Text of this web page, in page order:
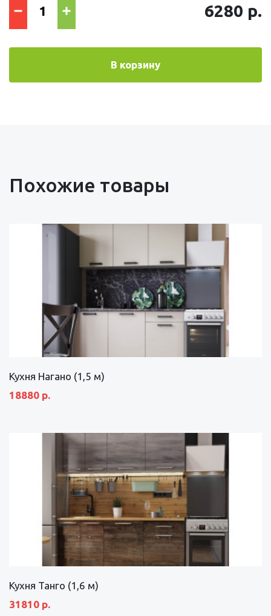
6280 р.
В корзину
Похожие товары
Кухня Нагано (1,5 м)
18880 р.
Кухня Танго (1,6 м)
31810 р.